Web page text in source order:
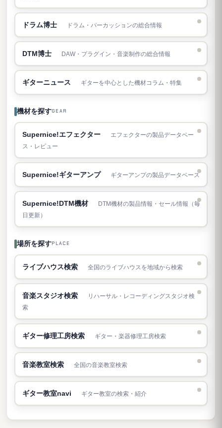
ドラム博士 ドラム・パーカッションの総合情報
DTM博士 DAW・プラグイン・音楽制作の総合情報
ギターニュース ギターを中心とした機材コラム・特集
機材を探すGEAR
Supernice!エフェクター
エフェクターの製品データベー
ス・レビュー
Supernice!ギターアンプ ギターアンプの製品データベース
Supernice!DTM機材
DTM機材の製品情報・セール情報（毎
日更新）
場所を探すPLACE
ライブハウス検索 全国のライブハウスを地域から検索
音楽スタジオ検索
リハーサル・レコーディングスタジオ検
索
ギター修理工房検索 ギター・楽器修理工房検索
音楽教室検索 全国の音楽教室検索
ギター教室navi ギター教室の検索・紹介